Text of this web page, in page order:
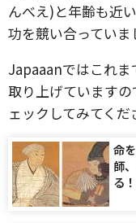
んべえ)と年齢も近
功を競い合っていま
Japaaanではこれま
取り上げています
ェックしてみてくだ
命
師
る！